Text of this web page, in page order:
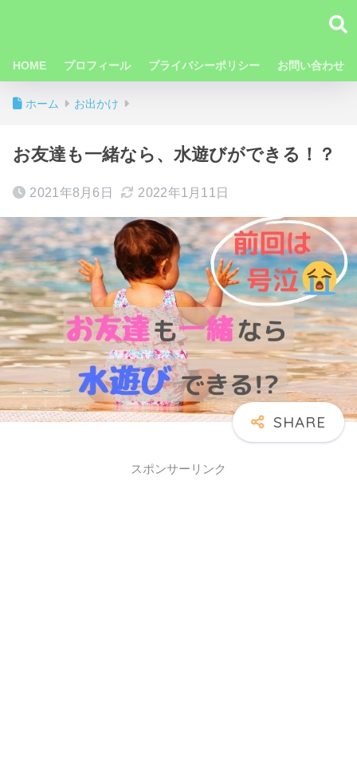
HOME プロフィール プライバシーポリシー お問い合わせ
ホーム お出かけ
お友達も一緒なら、水遊びができる！？
2021年8月6日 2022年1月11日
スポンサーリンク